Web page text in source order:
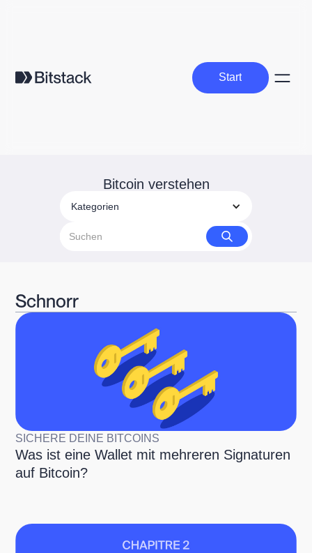
Start
Start
Bitcoin verstehen
Kategorien
Schnorr
SICHERE DEINE BITCOINS
Was ist eine Wallet mit mehreren Signaturen
auf Bitcoin?